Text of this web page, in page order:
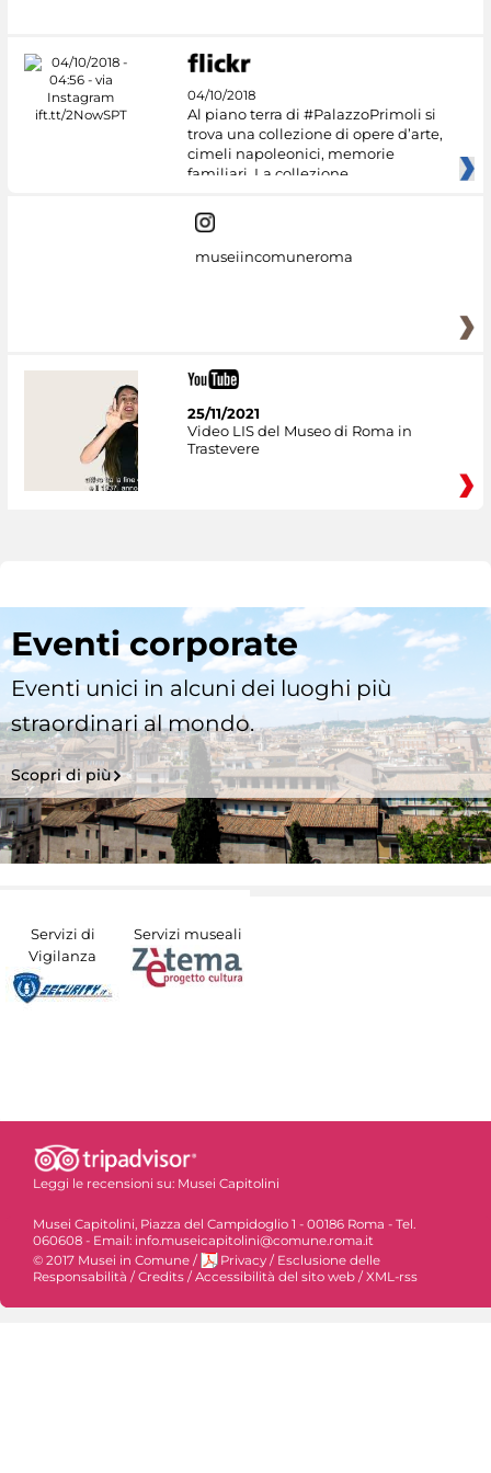
04/10/2018
Al piano terra di #PalazzoPrimoli si
trova una collezione di opere d’arte,
cimeli napoleonici, memorie
familiari. La collezione
museiincomuneroma
25/11/2021
Video LIS del Museo di Roma in
Trastevere
Eventi corporate
Eventi unici in alcuni dei luoghi più
straordinari al mondo.
Scopri di più
Servizi di
Vigilanza
Servizi museali
Leggi le recensioni su: Musei Capitolini
Musei Capitolini, Piazza del Campidoglio 1 - 00186 Roma - Tel.
060608 - Email: info.museicapitolini@comune.roma.it
© 2017 Musei in Comune / Privacy / Esclusione delle
Responsabilità /Credits /Accessibilità del sito web /XML-rss